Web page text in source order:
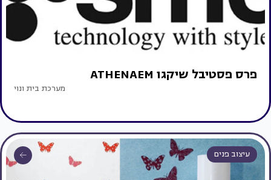
פרס פסטיבל שיקגו ATHENAEM
מערכת בית ונוי
עיצוב פנים